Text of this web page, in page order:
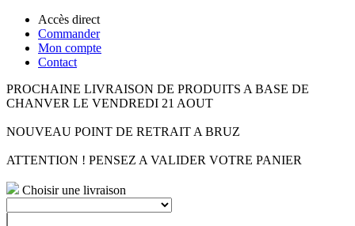
Accès direct
Commander
Mon compte
Contact
PROCHAINE LIVRAISON DE PRODUITS A BASE DE
CHANVER LE VENDREDI 21 AOUT
NOUVEAU POINT DE RETRAIT A BRUZ
ATTENTION ! PENSEZ A VALIDER VOTRE PANIER
Choisir une livraison